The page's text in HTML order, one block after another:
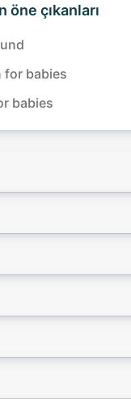
öne çıkanları
for babies
babies